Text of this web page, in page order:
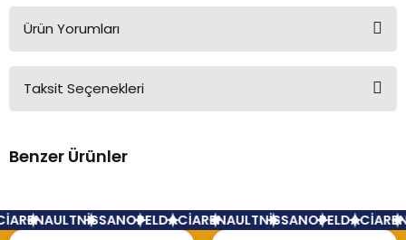
Ürün Yorumları
Taksit Seçenekleri
Benzer Ürünler
RENAULTNİSSANOPELDACİARENAULTNİSSANOPELDACİA